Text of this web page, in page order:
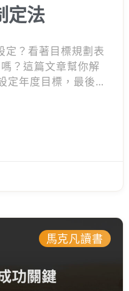
定法
？看著目標規劃表
？這篇文章幫你解
定年度目標，最後
和計畫。設定目
畫都能夠順利完
馬克凡讀書